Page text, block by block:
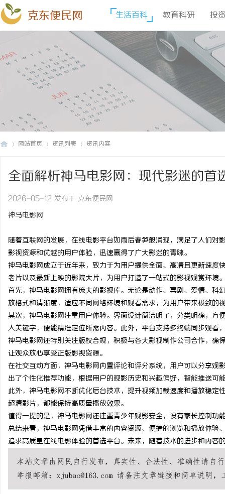
克东便民网 生活百科 教育科研 投
网站首页 资讯列表 资讯内容
全面解析神马电影网：现代影迷的首
2026-05-12 发布于 克东便民网
神马电影网
随着互联网的发展，在线电影平台如雨后春笋般涌现，满足了人们
影视资源和优越的用户体验，迅速赢得了广大影迷的青睐。
神马电影网成立于近年来，致力于为用户提供全面、高清且更新速
老片以及最新上映的影院大片，为用户打造了一站式的影视观赏环境
首先，神马电影网拥有庞大的影视库。无论是动作、喜剧、爱情、
放格式和清晰度，适应不同网络环境和观看需求，为用户带来极致的
其次，神马电影网注重用户体验。界面设计简洁明了，分类明确，
入关键字，便能精准定位所需内容。此外，平台支持多终端同步观看
神马电影网还特别关注版权合规，积极与各大影视制作公司合作，
让观众放心享受正版影视资源。
在社交互动方面，神马电影网内置评论和评分系统，用户可以分享
出了个性化推荐功能，根据用户的观影历史和兴趣偏好，智能推送可
此外，神马电影网不断优化后台技术，提升视频加载速度和播放稳
超清影片，都能保持高质量播放效果。
值得一提的是，神马电影网还注重青少年观影安全，设有家长控制
总结来看，神马电影网凭借丰富的内容资源、便捷的浏览和播放体
追求高质量在线电影体验的首选平台。未来，随着技术的进步和内
耐磨改性颗粒：提升耐磨性能 北京考研机构避坑指南